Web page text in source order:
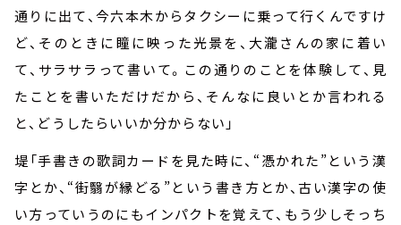
通りに出て、今六本木からタクシーに乗って行くんですけ
ど、そのときに瞳に映った光景を、大瀧さんの家に着い
て、サラサラって書いて。この通りのことを体験して、見
たことを書いただけだから、そんなに良いとか言われる
と、どうしたらいいか分からない」
堤「手書きの歌詞カードを見た時に、“憑かれた”という漢
字とか、“街翳が縁どる”という書き方とか、古い漢字の使
い方っていうのにもインパクトを覚えて、もう少しそっち